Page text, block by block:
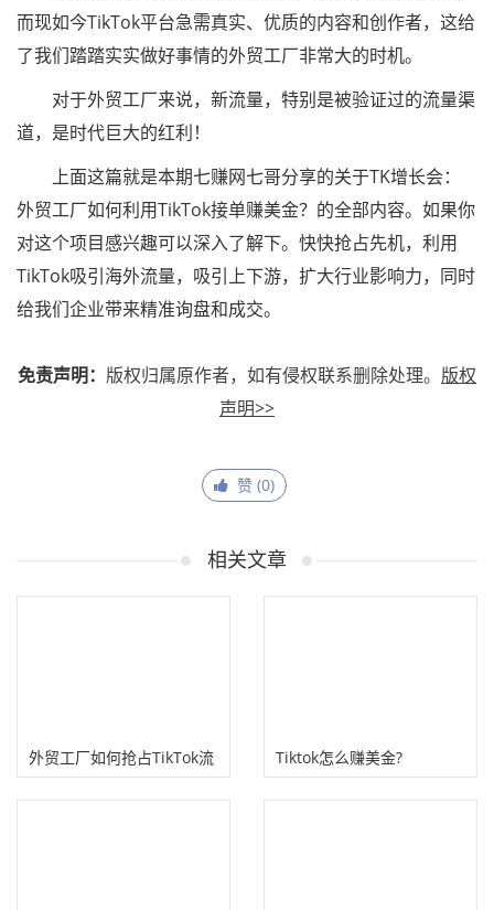
而现如今TikTok平台急需真实、优质的内容和创作者，这给
了我们踏踏实实做好事情的外贸工厂非常大的时机。
对于外贸工厂来说，新流量，特别是被验证过的流量渠
道，是时代巨大的红利！
上面这篇就是本期七赚网七哥分享的关于TK增长会：
外贸工厂如何利用TikTok接单赚美金？的全部内容。如果你
对这个项目感兴趣可以深入了解下。快快抢占先机，利用
TikTok吸引海外流量，吸引上下游，扩大行业影响力，同时
给我们企业带来精准询盘和成交。
免责声明： 版权归属原作者，如有侵权联系删除处理。 版权
声明>>
赞 (0)
相关文章
外贸工厂如何抢占TikTok流
量？看看假发外贸工厂怎么
Tiktok怎么赚美金?